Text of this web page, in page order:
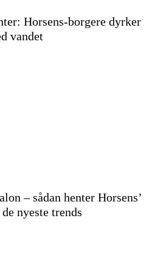
Horsens-borgere dyrker
vandet
– sådan henter Horsens’
nyeste trends